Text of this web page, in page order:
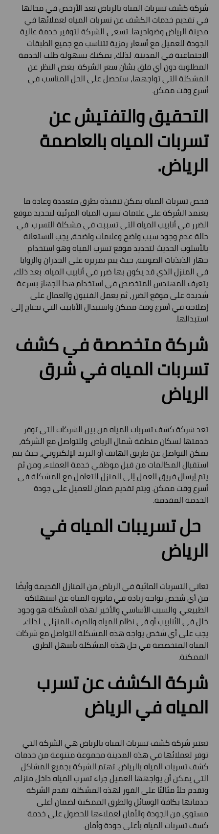
شركة كشف تسربات المياه بالرياض تعد الأرخص في مجالها
في تقديم خدمات الكشف عن تسربات المياه لعملائها في
مدينة الرياض وضواحيها. تسعى الشركة لتوفير خدمة عالية
الجودة للعميل مع أسعار رمزية تتناسب مع جميع الطبقات
الاجتماعية في المدينة. لذلك، يمكنك بسهولة طلب الخدمة
المطلوبة دون أي قلق بشأن سعر الشركة. بغض النظر عن
المشكلة التي تواجهها، ستحصل على الحل المناسب في
أسرع وقت ممكن.
التحقيق والتفتيش عن
تسربات المياه بالعاصمة
الرياض.
فحص تسربات المياه يمكن تنفيذه بطرق متعددة وعادة ما
يعتمد الشركة على علامات تسرب المياه المرئية لتحديد موقع
الضرر في أنابيب المياه التي تسببت في مشكلة التسرب. في
حالة عدم وجود سبب واضح وعلامات واضحة، يجب الاستعانة
بالأسلوب الحديث لتحديد موقع تسرب المياه وهو استخدام
جهاز الذبذبات الصوتية، حيث يتم تمريره على الجدران والزوايا
في المنزل الذي قد يكون بها ضرر في أنابيب المياه. بعد ذلك،
يتعرف المهندس المتخصص في استخدام هذا الجهاز بسرعة
شديدة على موقع الضرر، ثم يعمل الفنيون والعمال على
إصلاحه في أسرع وقت ممكن واستبدال الأنابيب التي تحتاج إلى
استبدالها.
شركة متخصصة في كشف
تسربات المياه في شرق
الرياض
تعد شركة كشف تسربات المياه من بين الشركات التي توفر
خدمتها لسكان منطقة شمال الرياض. وللتواصل مع الشركة،
يمكن التواصل عن طريق الهاتف أو البريد الإلكتروني، حيث يتم
استقبال المكالمات من قبل موظفي خدمة العملاء، ومن ثم
يتم إرسال فريق العمل إلى المنزل للتعامل مع المشكلة في
أسرع وقت ممكن. ويتم تقديم ضمان للعميل على جودة
الخدمة المقدمة.
حل تسريبات المياه في
الرياض
تعاني التسربات المائية في الرياض من المنازل القديمة وأيضًا
من أي شخص يواجه زيادة في فاتورة المياه عن استهلاكه
الطبيعي. والسبب الأساسي والأخير لهذه المشكلة هو وجود
خلل في الأنابيب أو في نظام المياه والصرف المنزلي. لذلك،
يجب على أي شخص يواجه هذه المشكلة التواصل مع شركات
المياه المتخصصة في حل هذه المشكلة بأسهل الطرق
الممكنة.
شركة الكشف عن تسرب
المياه في الرياض
تعتبر شركة كشف تسربات المياه بالرياض هي الشركة التي
توفر لعملائها في هذه المدينة مجموعة متنوعة من خدمات
كشف تسربات المياه بالرياض. تهتم الشركة بجميع المشاكل
التي يمكن أن يواجهها العميل جراء تسرب المياه داخل منزله،
وتقدم حلاً مثاليًا على الفور لهذه المشكلة. تقدم الشركة
خدماتها بكافة الوسائل والطرق الممكنة لضمان أعلى
مستوى من الجودة والأمان لعملاءها للحصول على خدمة
كشف تسربات المياه بأعلى جودة وأمان.